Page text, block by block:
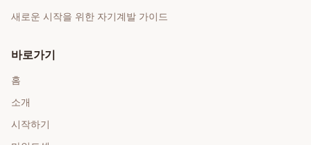
새로운 시작을 위한 자기계발 가이드
바로가기
홈
소개
시작하기